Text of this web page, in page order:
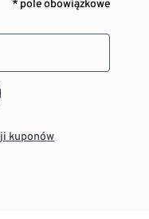
* pole obowiązkowe
kuponów